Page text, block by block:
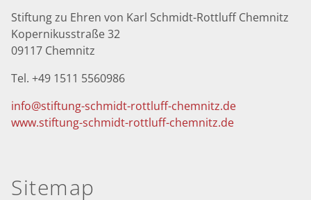
Stiftung zu Ehren von Karl Schmidt-Rottluff Chemnitz
Kopernikusstraße 32
09117 Chemnitz
Tel. +49 1511 5560986
info@stiftung-schmidt-rottluff-chemnitz.de
www.stiftung-schmidt-rottluff-chemnitz.de
Sitemap